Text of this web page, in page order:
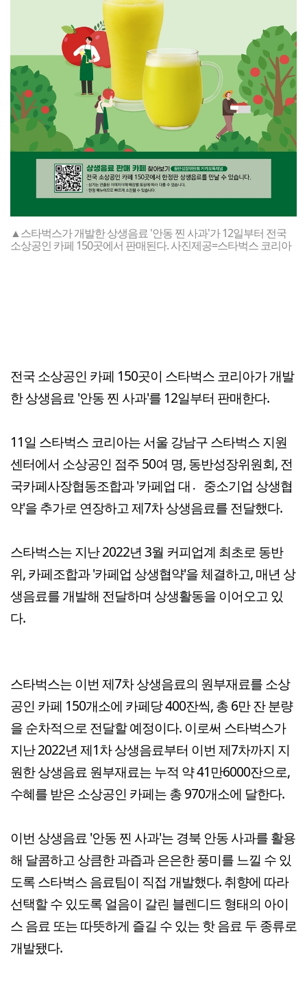
▲스타벅스가 개발한 상생음료 '안동 찐 사과'가 12일부터 전국
소상공인 카페 150곳에서 판매된다. 사진제공=스타벅스 코리아
전국 소상공인 카페 150곳이 스타벅스 코리아가 개발
한 상생음료 '안동 찐 사과'를 12일부터 판매한다.
11일 스타벅스 코리아는 서울 강남구 스타벅스 지원
센터에서 소상공인 점주 50여 명, 동반성장위원회, 전
국카페사장협동조합과 '카페업 대중〮소기업 상생협
약'을 추가로 연장하고 제7차 상생음료를 전달했다.
스타벅스는 지난 2022년 3월 커피업계 최초로 동반
위, 카페조합과 '카페업 상생협약'을 체결하고, 매년 상
생음료를 개발해 전달하며 상생활동을 이어오고 있
다.
스타벅스는 이번 제7차 상생음료의 원부재료를 소상
공인 카페 150개소에 카페당 400잔씩, 총 6만 잔 분량
을 순차적으로 전달할 예정이다. 이로써 스타벅스가
지난 2022년 제1차 상생음료부터 이번 제7차까지 지
원한 상생음료 원부재료는 누적 약 41만6000잔으로,
수혜를 받은 소상공인 카페는 총 970개소에 달한다.
이번 상생음료 '안동 찐 사과'는 경북 안동 사과를 활용
해 달콤하고 상큼한 과즙과 은은한 풍미를 느낄 수 있
도록 스타벅스 음료팀이 직접 개발했다. 취향에 따라
선택할 수 있도록 얼음이 갈린 블렌디드 형태의 아이
스 음료 또는 따뜻하게 즐길 수 있는 핫 음료 두 종류로
개발됐다.